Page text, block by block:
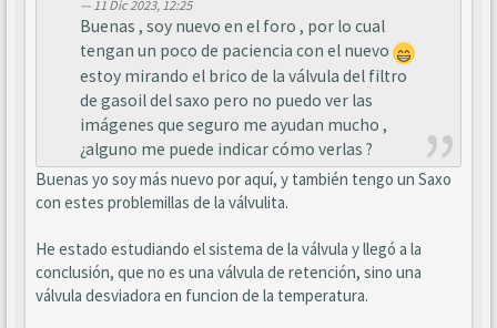
11 Dic 2023, 12:25
Buenas , soy nuevo en el foro , por lo cual
tengan un poco de paciencia con el nuevo
estoy mirando el brico de la válvula del filtro
de gasoil del saxo pero no puedo ver las
imágenes que seguro me ayudan mucho ,
¿alguno me puede indicar cómo verlas ?
Buenas yo soy más nuevo por aquí, y también tengo un Saxo
con estes problemillas de la válvulita.
He estado estudiando el sistema de la válvula y llegó a la
conclusión, que no es una válvula de retención, sino una
válvula desviadora en funcion de la temperatura.